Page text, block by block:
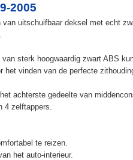
2005
uitschuifbaar deksel met echt
sterk hoogwaardig zwart ABS
het vinden van de perfecte
achterste gedeelte van
4 zelftappers.
te reizen.
het auto-interieur.